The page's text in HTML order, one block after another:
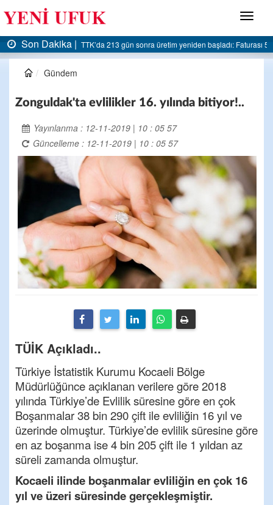
Menü
Son Dakika | AK Parti Ereğli İlçe Başkanlığı’ndan belediyeye sert
Gündem
Zonguldak'ta evlilikler 16. yılında bitiyor!..
Yayınlanma : 12-11-2019 | 10 : 05 57
Güncelleme : 12-11-2019 | 10 : 05 57
TÜİK Açıkladı..
Türkiye İstatistik Kurumu Kocaeli Bölge
Müdürlüğünce açıklanan verilere göre 2018
yılında Türkiye’de Evlilik süresine göre en çok
Boşanmalar 38 bin 290 çift ile evliliğin 16 yıl ve
üzerinde olmuştur. Türkiye’de evlilik süresine göre
en az boşanma ise 4 bin 205 çift ile 1 yıldan az
süreli zamanda olmuştur.
Kocaeli ilinde boşanmalar evliliğin en çok 16
yıl ve üzeri süresinde gerçekleşmiştir.